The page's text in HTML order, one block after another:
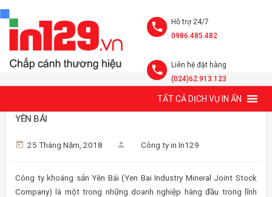
Hỗ trợ 24/7
0986.485.482
Liên hệ đặt hàng
(024)62.913.123
TẤT CẢ DỊCH VỤ IN ẤN
MẪU CATALOGUE GIỚI THIỆU SẢN PHẨM CỦA KHOÁNG SẢN
YÊN BÁI
25 Tháng Năm, 2018 Công ty in In129
Công ty khoáng sản Yên Bái (Yen Bai Industry Mineral Joint Stock
Company) là một trong những doanh nghiệp hàng đầu trong lĩnh